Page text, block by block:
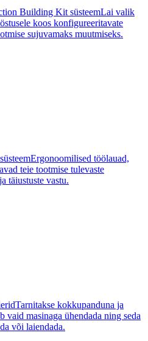
Building Kit süsteemLai valik
koos konfigureeritavate
sujuvamaks muutmiseks.
Ergonoomilised töölauad,
teie tootmise tulevaste
täiustuste vastu.
Tarnitakse kokkupanduna ja
vaid masinaga ühendada ning seda
või laiendada.